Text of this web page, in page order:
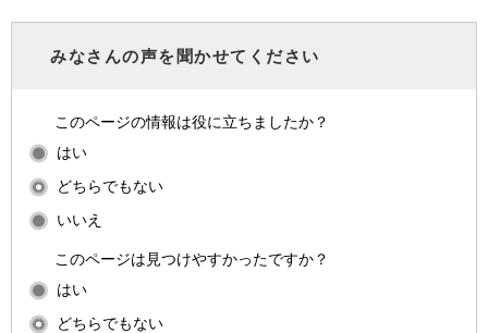
みなさんの声を聞かせてください
このページの情報は役に立ちましたか？
はい
どちらでもない
いいえ
このページは見つけやすかったですか？
はい
どちらでもない